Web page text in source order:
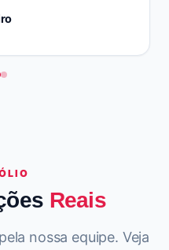
Reais
nossa equipe. Veja